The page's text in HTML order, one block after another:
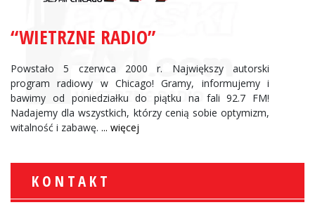
“WIETRZNE RADIO”
Powstało 5 czerwca 2000 r. Największy autorski
program radiowy w Chicago! Gramy, informujemy i
bawimy od poniedziałku do piątku na fali 92.7 FM!
Nadajemy dla wszystkich, którzy cenią sobie optymizm,
witalność i zabawę. ... więcej
KONTAKT